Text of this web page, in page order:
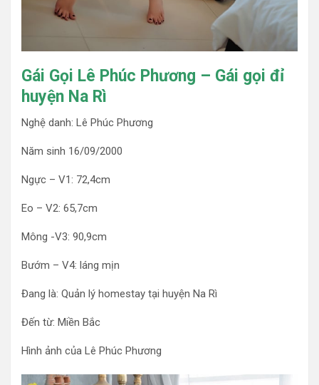
Gái Gọi Lê Phúc Phương – Gái gọi đỉ
huyện Na Rì
Nghệ danh: Lê Phúc Phương
Năm sinh 16/09/2000
Ngực – V1: 72,4cm
Eo – V2: 65,7cm
Mông -V3: 90,9cm
Bướm – V4: láng mịn
Đang là: Quản lý homestay tại huyện Na Rì
Đến từ: Miền Bắc
Hình ảnh của Lê Phúc Phương